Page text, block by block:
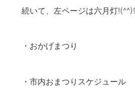
続いて、左ページは六月灯!(^^)!
・おかげまつり
・市内おまつりスケジュール